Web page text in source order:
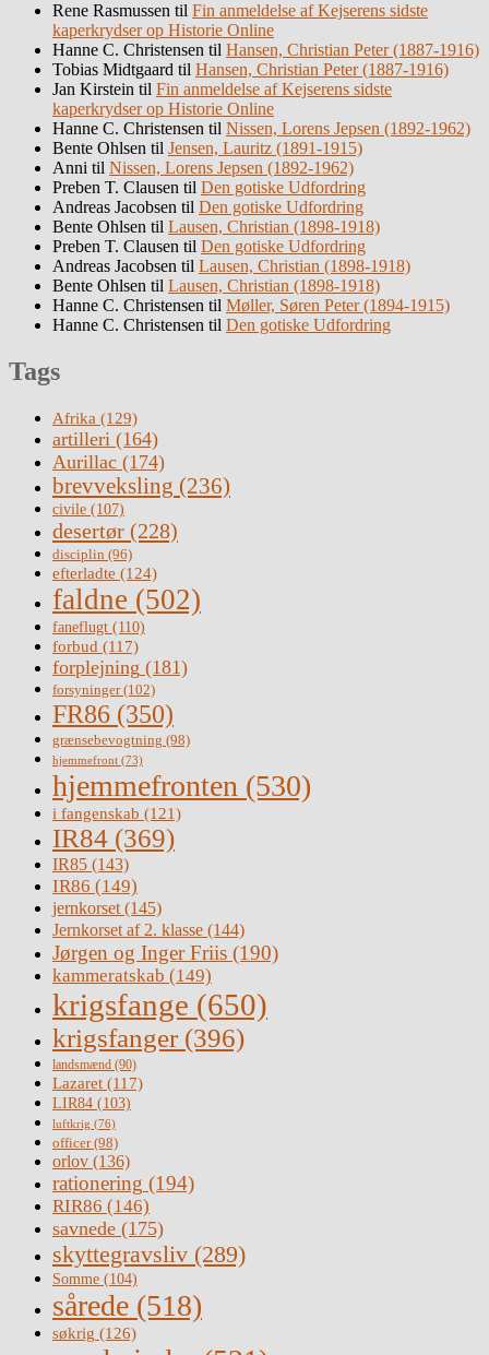
Rene Rasmussen til Fin anmeldelse af Kejserens sidste
kaperkrydser op Historie Online
Hanne C. Christensen til Hansen, Christian Peter (1887-1916)
Tobias Midtgaard til Hansen, Christian Peter (1887-1916)
Jan Kirstein til Fin anmeldelse af Kejserens sidste
kaperkrydser op Historie Online
Hanne C. Christensen til Nissen, Lorens Jepsen (1892-1962)
Bente Ohlsen til Jensen, Lauritz (1891-1915)
Anni til Nissen, Lorens Jepsen (1892-1962)
Preben T. Clausen til Den gotiske Udfordring
Andreas Jacobsen til Den gotiske Udfordring
Bente Ohlsen til Lausen, Christian (1898-1918)
Preben T. Clausen til Den gotiske Udfordring
Andreas Jacobsen til Lausen, Christian (1898-1918)
Bente Ohlsen til Lausen, Christian (1898-1918)
Hanne C. Christensen til Møller, Søren Peter (1894-1915)
Hanne C. Christensen til Den gotiske Udfordring
Tags
Afrika (129)
artilleri (164)
Aurillac (174)
brevveksling (236)
civile (107)
desertør (228)
disciplin (96)
efterladte (124)
faldne (502)
faneflugt (110)
forbud (117)
forplejning (181)
forsyninger(102)
FR86 (350)
grænsebevogtning (98)
hjemmefront (73)
hjemmefronten (530)
i fangenskab (121)
IR84 (369)
IR85 (143)
IR86 (149)
jernkorset(145)
Jernkorset af 2. klasse (144)
Jørgen og Inger Friis (190)
kammeratskab (149)
krigsfange (650)
krigsfanger (396)
landsmænd (90)
Lazaret (117)
LIR84 (103)
luftkrig (76)
officer(98)
orlov (136)
rationering (194)
RIR86 (146)
savnede (175)
skyttegravsliv (289)
Somme (104)
sårede (518)
søkrig (126)